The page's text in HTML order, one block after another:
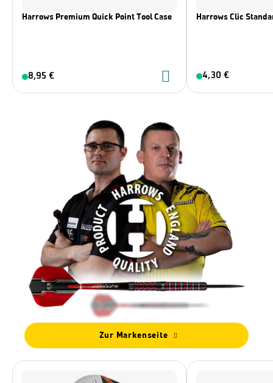
Harrows Premium Quick Point Tool Case
8,95 €
Harrows Clic
4,30 €
Zur Markenseite